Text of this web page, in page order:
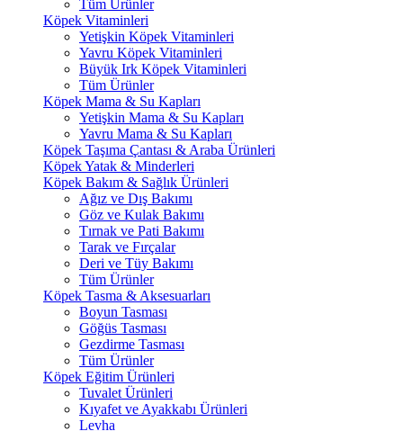
Tüm Ürünler
Köpek Vitaminleri
Yetişkin Köpek Vitaminleri
Yavru Köpek Vitaminleri
Büyük Irk Köpek Vitaminleri
Tüm Ürünler
Köpek Mama & Su Kapları
Yetişkin Mama & Su Kapları
Yavru Mama & Su Kapları
Köpek Taşıma Çantası & Araba Ürünleri
Köpek Yatak & Minderleri
Köpek Bakım & Sağlık Ürünleri
Ağız ve Dış Bakımı
Göz ve Kulak Bakımı
Tırnak ve Pati Bakımı
Tarak ve Fırçalar
Deri ve Tüy Bakımı
Tüm Ürünler
Köpek Tasma & Aksesuarları
Boyun Tasması
Göğüs Tasması
Gezdirme Tasması
Tüm Ürünler
Köpek Eğitim Ürünleri
Tuvalet Ürünleri
Kıyafet ve Ayakkabı Ürünleri
Levha